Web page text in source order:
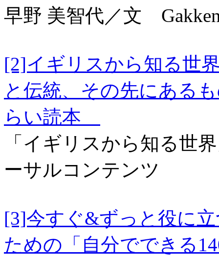
早野 美智代／文
[2]イギリスから知る
と伝統、その先にある
らい読本
「イギリスから知る世
ーサルコンテンツ
[3]今すぐ&ずっと役に
ための「自分ででき